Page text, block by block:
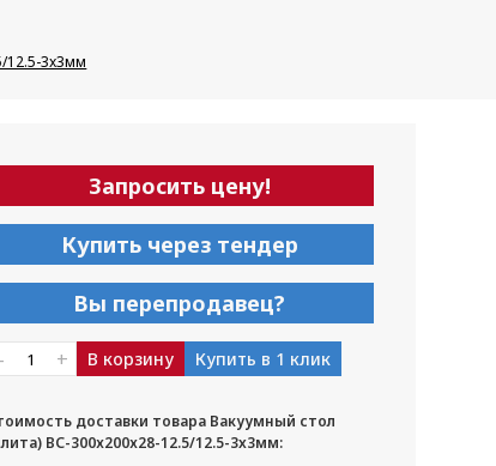
12.5-3x3мм
Запросить цену!
Купить через тендер
Вы перепродавец?
+ В корзину Купить в 1 клик
доставки товара Вакуумный стол
ВС-300х200х28-12.5/12.5-3x3мм: